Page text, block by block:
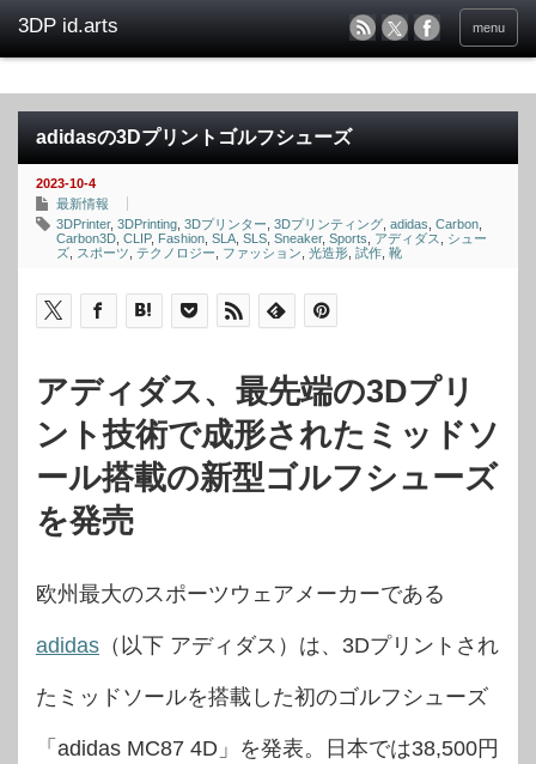
menu
adidasの3Dプリントゴルフシューズ
2023-10-4
最新情報
3DPrinter, 3DPrinting 3Dプリンター 3Dプリンティング adidas Carbon
Carbon3D CLIP, Fashion SLA SLS Sneaker, Sports アディダス
シュー
ズ スポーツ テクノロジー ファッション 光造形 試作 靴
アディダス、最先端の3Dプリ
ント技術で成形されたミッドソ
ール搭載の新型ゴルフシューズ
を発売
欧州最大のスポーツウェアメーカーである
adidas （以下 アディダス）は、3Dプリントされ
たミッドソールを搭載した初のゴルフシューズ
「adidas MC87 4D」を発表。日本では38,500円